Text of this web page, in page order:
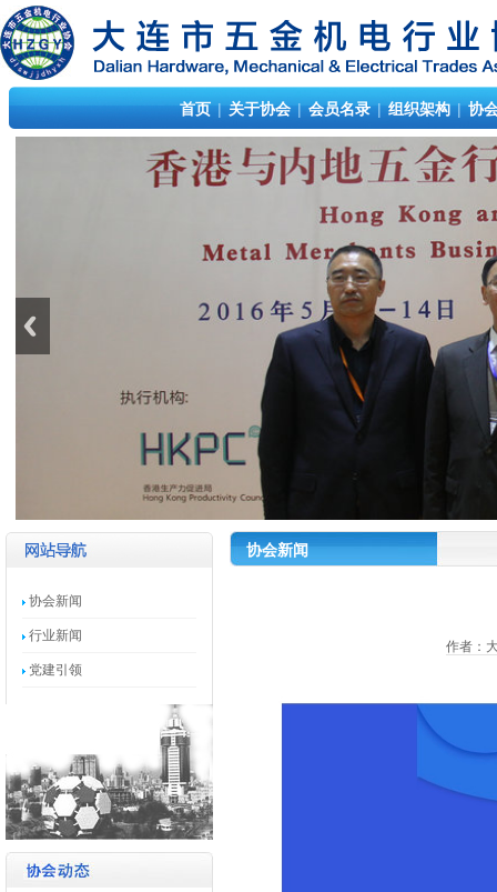
首页 | 关于协会 | 会员名录 | 组织架构 | 协
协会新闻
行业新闻
党建引领
协会新闻
作者：